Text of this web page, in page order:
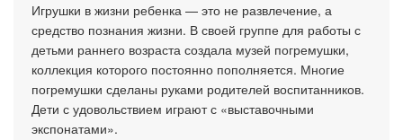
Игрушки в жизни ребенка — это не развлечение, а
средство познания жизни. В своей группе для работы с
детьми раннего возраста создала музей погремушки,
коллекция которого постоянно пополняется. Многие
погремушки сделаны руками родителей воспитанников.
Дети с удовольствием играют с «выставочными
экспонатами».